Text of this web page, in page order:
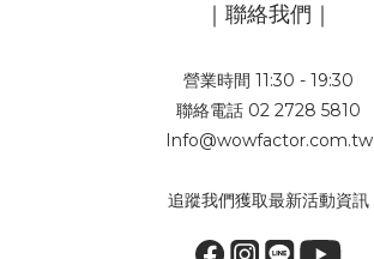
｜聯絡我們｜
營業時間 11:30 - 19:30
聯絡電話 02 2728 5810
Info@wowfactor.com.tw
追蹤我們獲取最新活動資訊